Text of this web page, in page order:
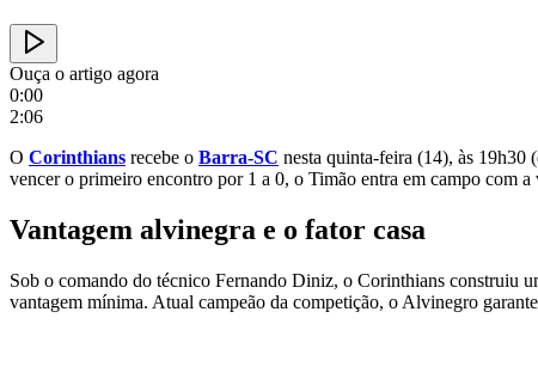
Ouça o artigo agora
0:00
2:06
O Corinthians recebe o Barra-SC nesta quinta-feira (14), às 19h30
vencer o primeiro encontro por 1 a 0, o Timão entra em campo com
Vantagem alvinegra e o fator casa
Sob o comando do técnico Fernando Diniz, o Corinthians construiu
vantagem mínima. Atual campeão da competição, o Alvinegro